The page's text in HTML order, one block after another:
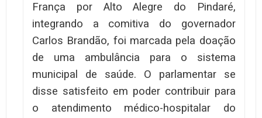
França por Alto Alegre do Pindaré,
integrando a comitiva do governador
Carlos Brandão, foi marcada pela doação
de uma ambulância para o sistema
municipal de saúde. O parlamentar se
disse satisfeito em poder contribuir para
o atendimento médico-hospitalar do